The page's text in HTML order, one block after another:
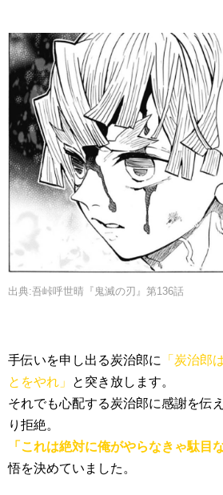
出典:吾峠呼世晴『鬼滅の刃』第136話
手伝いを申し出る炭治郎に
「炭治郎
とをやれ」
と突き放します。
それでも心配する炭治郎に感謝を伝
り拒絶。
「これは絶対に俺がやらなきゃ駄目
悟を決めていました。